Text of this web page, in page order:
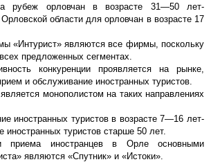
рубеж орловчан в возрасте 31—50 лет-
области для орловчан в возрасте 17
«Интурист» являются все фирмы, поскольку
предложенных сегментах.
конкуренции проявляется на рынке,
и обслуживание иностранных туристов.
монополистом на таких направлениях
иностранных туристов в возрасте 7—16 лет-
иностранных туристов старше 50 лет.
приема иностранцев в Орле основными
являются «Спутник» и «Истоки».